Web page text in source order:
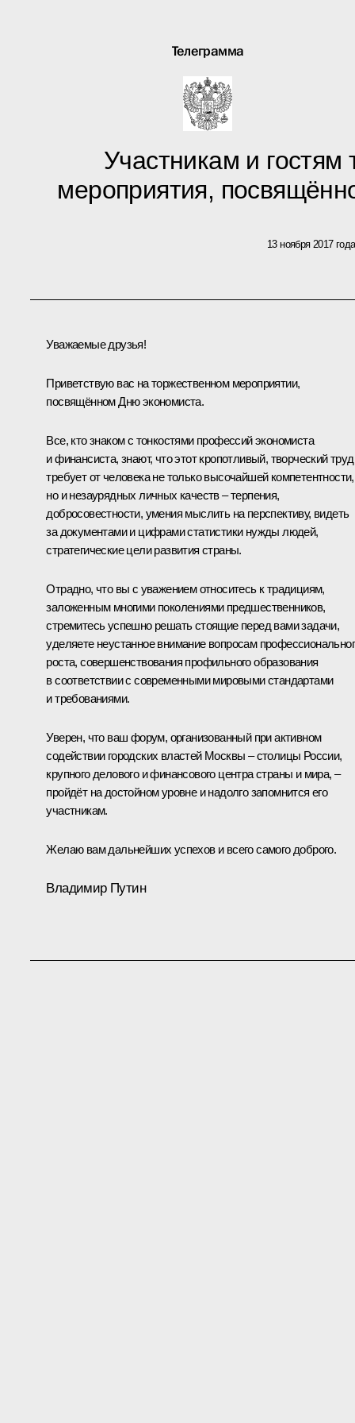
Телеграмма
Участникам и гостям
мероприятия,
13 ноября 2017 года
Уважаемые друзья!
Приветствую вас на торжественном мероприятии,
посвящённом Дню экономиста.
Все, кто знаком с тонкостями профессий экономиста
и финансиста, знают, что этот кропотливый, творческий труд
требует от человека не только высочайшей компетентности,
но и незаурядных личных качеств – терпения,
добросовестности, умения мыслить на перспективу, видеть
за документами и цифрами статистики нужды людей,
стратегические цели развития страны.
Отрадно, что вы с уважением относитесь к традициям,
заложенным многими поколениями предшественников,
стремитесь успешно решать стоящие перед вами задачи,
уделяете неустанное внимание вопросам
роста, совершенствования профильного образования
в соответствии с современными мировыми стандартами
и требованиями.
Уверен, что ваш форум, организованный при активном
содействии городских властей Москвы – столицы России,
крупного делового и финансового центра страны и мира, –
пройдёт на достойном уровне и надолго запомнится его
участникам.
Желаю вам дальнейших успехов и всего самого доброго.
Владимир Путин